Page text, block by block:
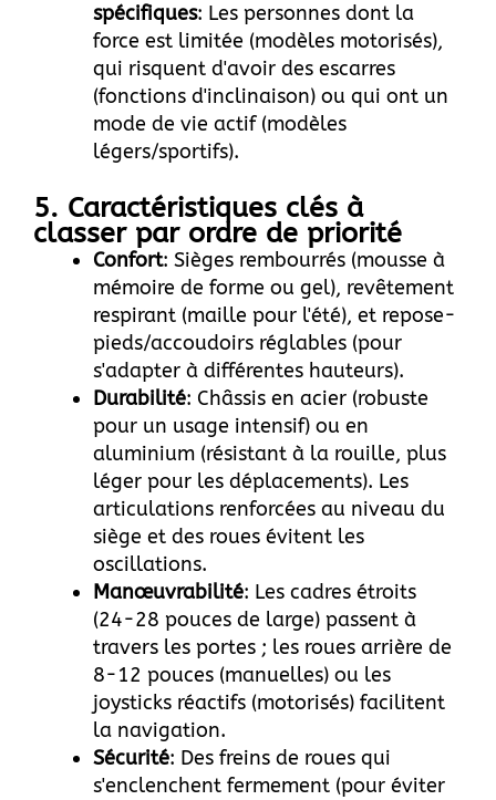
spécifiques: Les personnes dont la
force est limitée (modèles motorisés),
qui risquent d'avoir des escarres
(fonctions d'inclinaison) ou qui ont un
mode de vie actif (modèles
légers/sportifs).
5. Caractéristiques clés à
classer par ordre de priorité
Confort: Sièges rembourrés (mousse à
mémoire de forme ou gel), revêtement
respirant (maille pour l'été), et repose-
pieds/accoudoirs réglables (pour
s'adapter à différentes hauteurs).
Durabilité: Châssis en acier (robuste
pour un usage intensif) ou en
aluminium (résistant à la rouille, plus
léger pour les déplacements). Les
articulations renforcées au niveau du
siège et des roues évitent les
oscillations.
Manœuvrabilité: Les cadres étroits
(24-28 pouces de large) passent à
travers les portes ; les roues arrière de
8-12 pouces (manuelles) ou les
joysticks réactifs (motorisés) facilitent
la navigation.
Sécurité: Des freins de roues qui
s'enclenchent fermement (pour éviter